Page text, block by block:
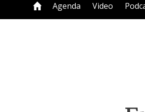
Agenda Video